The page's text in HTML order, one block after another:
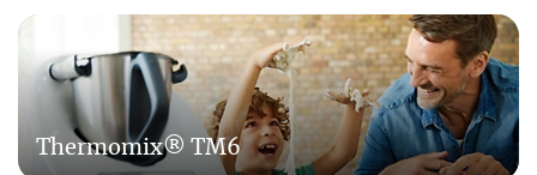
Thermomix® TM6